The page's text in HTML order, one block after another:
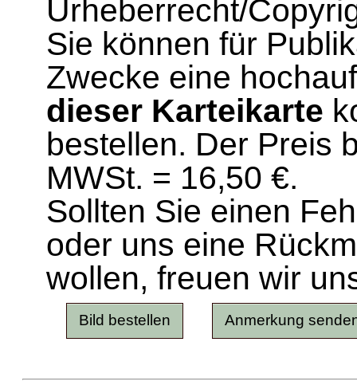
Urheberrecht/
Sie können für
Zwecke eine
dieser Karteikarte
bestellen. Der Preis
MWSt. = 16,50 €.
Sollten Sie einen
oder uns eine
wollen, freuen wir